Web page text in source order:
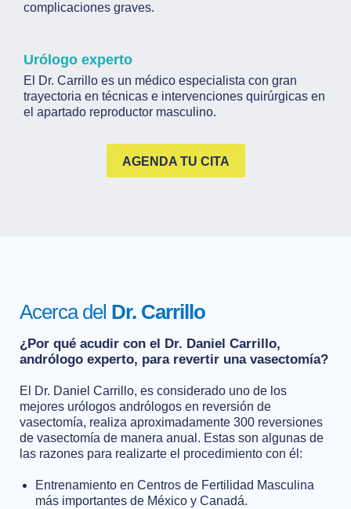
complicaciones graves.
Urólogo experto
El Dr. Carrillo es un médico especialista con gran
trayectoria en técnicas e intervenciones quirúrgicas en
el apartado reproductor masculino.
AGENDA TU CITA
Acerca del Dr. Carrillo
¿Por qué acudir con el Dr. Daniel Carrillo,
andrólogo experto, para revertir una vasectomía?
El Dr. Daniel Carrillo, es considerado uno de los
mejores urólogos andrólogos en reversión de
vasectomía, realiza aproximadamente 300 reversiones
de vasectomía de manera anual. Estas son algunas de
las razones para realizarte el procedimiento con él:
Entrenamiento en Centros de Fertilidad Masculina
más importantes de México y Canadá.